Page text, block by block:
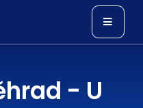
- U